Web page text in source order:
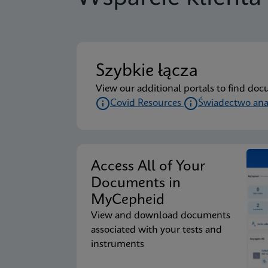
Ulotka informacyjna Xpert Xpress CoV-2/
Ulotka informacyjna Xpert Xpress CoV-
Ulotka informacyjna Xpert Xpress CoV-2/
Xpert Xpress CoV-
Szybkie łącza
View our additional portals to find
Covid Resources
Świadectwo
Access All of Your
Documents in
MyCepheid
View and download documents
associated with your tests and
instruments